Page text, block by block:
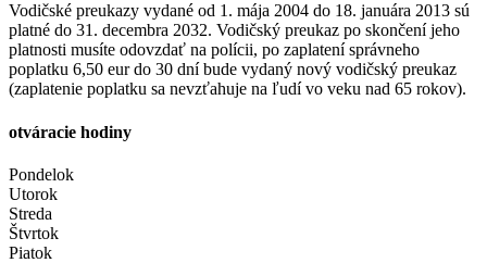
Vodičské preukazy vydané od 1. mája 2004 do 18. januára 2013 sú
platné do 31. decembra 2032. Vodičský preukaz po skončení jeho
platnosti musíte odovzdať na polícii, po zaplatení správneho
poplatku 6,50 eur do 30 dní bude vydaný nový vodičský preukaz
(zaplatenie poplatku sa nevzťahuje na ľudí vo veku nad 65 rokov).
otváracie hodiny
Pondelok
Utorok
Streda
Štvrtok
Piatok